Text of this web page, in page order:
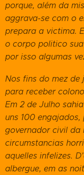
porque, além da
aggrava-se com o
prepara a victima.
o corpo politico
por isso algumas
Nos fins do mez de
para receber
Em 2 de Julho
uns 100
governador civil da
circumstancias
aquelles infelizes.
albergue, em as